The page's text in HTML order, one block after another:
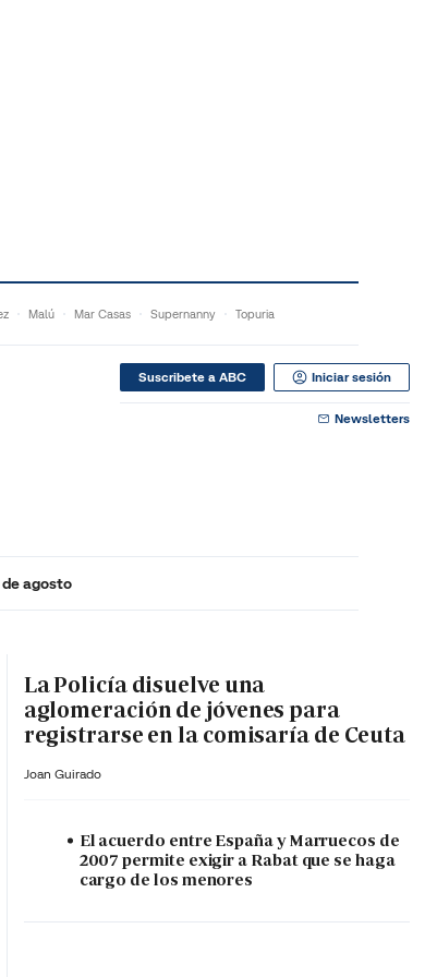
Malú Mar Casas Supernanny Topuria
Suscribete a ABC Iniciar sesión
Newsletters
agosto
La Policía disuelve una
aglomeración de jóvenes para
registrarse en la comisaría de Ceuta
Joan Guirado
El acuerdo entre España y Marruecos de
2007 permite exigir a Rabat que se haga
cargo de los menores